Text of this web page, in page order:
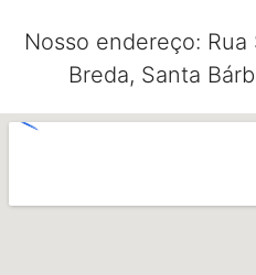
Nosso endereço:
Breda, Santa